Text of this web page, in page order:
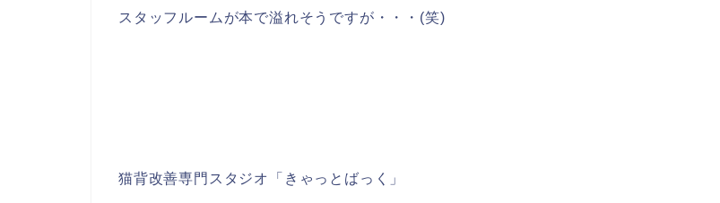
スタッフルームが本で溢れそうですが・・・(笑)
猫背改善専門スタジオ「きゃっとばっく」